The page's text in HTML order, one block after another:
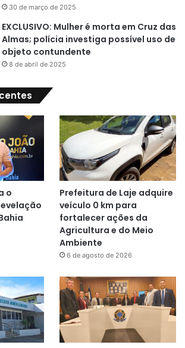
30 de março de 2025
EXCLUSIVO: Mulher é morta em Cruz das
Almas; polícia investiga possível uso de
objeto contundente
8 de abril de 2025
o
Prefeitura de Laje adquire
veículo 0 km para
fortalecer ações da
Agricultura e do Meio
Ambiente
6 de agosto de 2026